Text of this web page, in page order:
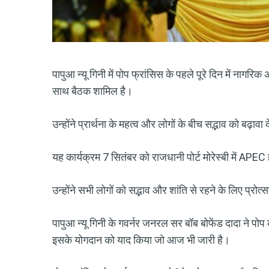
पापुआ न्यू गिनी में पोप फ्रांसिस के पहले पूरे दिन में
साथ बैठक शामिल है।
उन्होंने प्रार्थना के महत्व और लोगों के बीच सद्भाव को
यह कार्यक्रम 7 सितंबर को राजधानी पोर्ट मोरेस्बी में
उन्होंने सभी लोगों को सद्भाव और शांति से रहने के लिए
पापुआ न्यू गिनी के गवर्नर जनरल सर बॉब बोफेंड दादा ने
इसके योगदान को याद किया जो आज भी जारी है।